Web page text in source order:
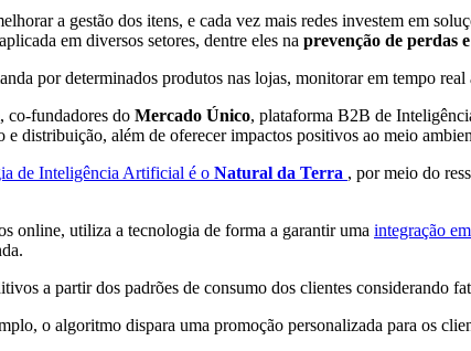
a gestão dos itens, e cada vez mais redes investem em
em diversos setores, dentre eles na prevenção de perdas
por determinados produtos nas lojas, monitorar em tempo
co-fundadores do Mercado Único, plataforma B2B de
distribuição, além de oferecer impactos positivos ao meio
de Inteligência Artificial é o Natural da Terra , por meio do
online, utiliza a tecnologia de forma a garantir uma integração
a partir dos padrões de consumo dos clientes considerando
o algoritmo dispara uma promoção personalizada para os